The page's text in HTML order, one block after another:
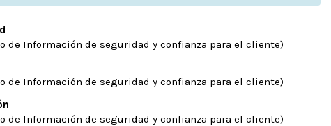
de Información de seguridad y confianza para el cliente)
de Información de seguridad y confianza para el cliente)
de Información de seguridad y confianza para el cliente)